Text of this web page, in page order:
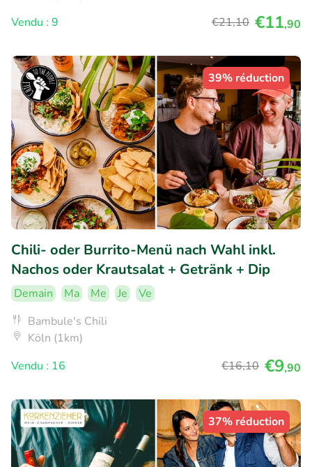
Vendu : 9
€21,10 €11,90
39% réduction
Chili- oder Burrito-Menü nach Wahl inkl.
Nachos oder Krautsalat + Getränk + Dip
Demain Ma Me Je
Ve
Bambule's Chili
Köln (1km)
Vendu : 16
€16,10 €9,90
37% réduction